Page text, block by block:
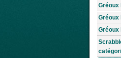
Gréoux
Gréoux
Gréoux